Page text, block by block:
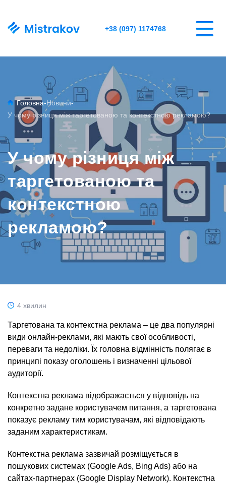
+38 (097) 1174768
Головна-Новини-
У чому різниця між таргетованою та контекстною рекламою?
У чому різниця між
таргетованою та
контекстною
рекламою?
4 хвилин
Таргетована та контекстна реклама – це два популярні
види онлайн-реклами, які мають свої особливості,
переваги та недоліки. Їх головна відмінність полягає в
принципі показу оголошень і визначенні цільової
аудиторії.
Контекстна реклама відображається у відповідь на
конкретно задане користувачем питання, а таргетована
показує рекламу тим користувачам, які відповідають
заданим характеристикам.
Контекстна реклама зазвичай розміщується в
пошукових системах (Google Ads, Bing Ads) або на
сайтах-партнерах (Google Display Network). Контекстна